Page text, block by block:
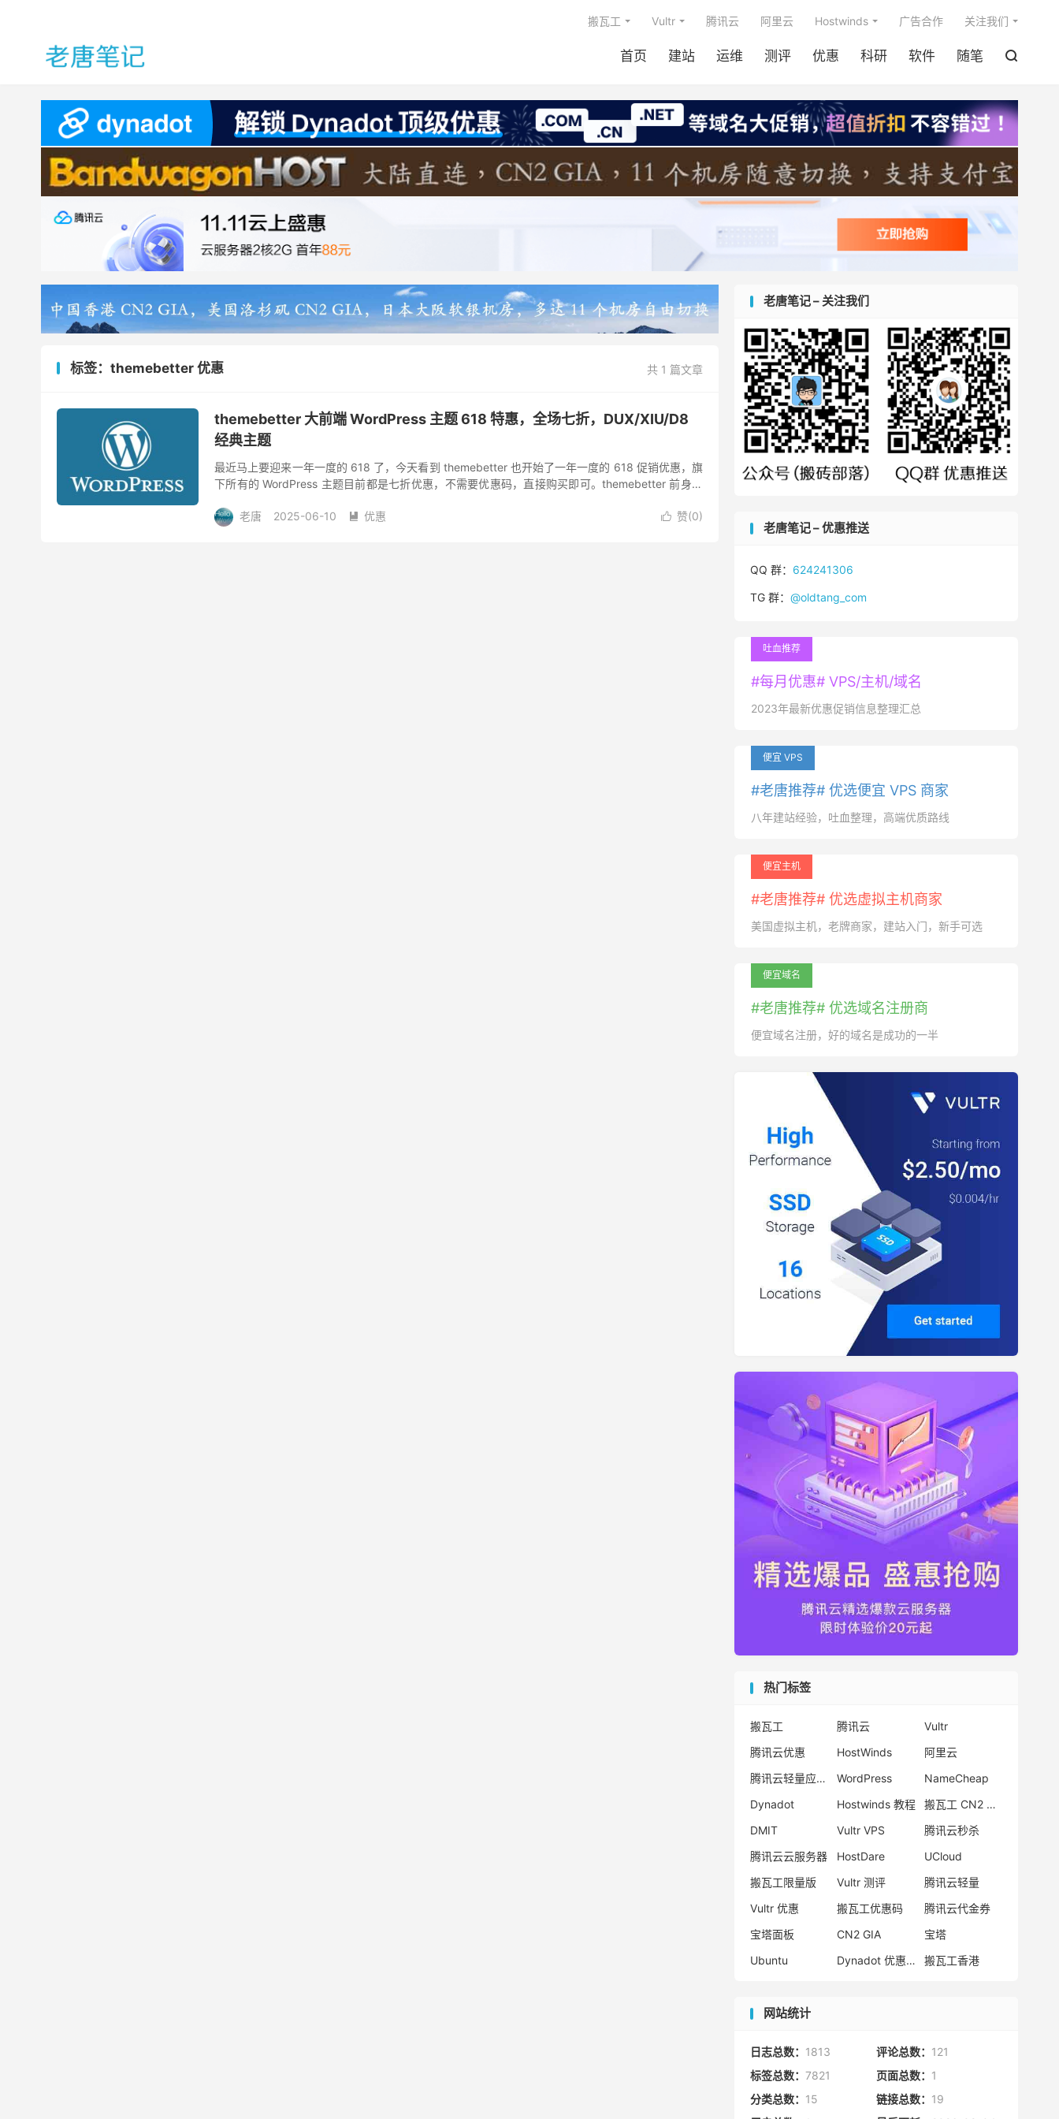
首页 建站 运维 测评 优惠 科研 软件 随笔 
搬瓦工 Vultr 腾讯云 阿里云 Hostwinds 广告合作 关注我们
共 1 篇文章
标签：themebetter 优惠
themebetter 大前端 WordPress 主题 618 特惠，全场七折，DUX/XIU/D8
经典主题
最近马上要迎来一年一度的 618 了，今天看到 themebetter 也开始了一年一度的 618 促销优惠，旗
下所有的 WordPress 主题目前都是七折优惠，不需要优惠码，直接购买即可。themebetter 前身是
 赞(0)
老唐 2025-06-10  优惠
老唐笔记 – 关注我们
老唐笔记 – 优惠推送
QQ 群： 624241306
TG 群： @oldtang_com
吐血推荐
#每月优惠# VPS/主机/域名
2023年最新优惠促销信息整理汇总
便宜 VPS
#老唐推荐# 优选便宜 VPS 商家
八年建站经验，吐血整理，高端优质路线
便宜主机
#老唐推荐# 优选虚拟主机商家
美国虚拟主机，老牌商家，建站入门，新手可选
便宜域名
#老唐推荐# 优选域名注册商
便宜域名注册，好的域名是成功的一半
热门标签
搬瓦工 腾讯云
Vultr
腾讯云优惠
HostWinds
阿里云
腾讯云轻量应用服务器
WordPress
NameCheap
Dynadot
Hostwinds 教程
搬瓦工 CN2 GIA
DMIT
Vultr VPS
腾讯云秒杀
腾讯云云服务器
HostDare
UCloud
搬瓦工限量版
Vultr 测评
腾讯云轻量
Vultr 优惠
搬瓦工优惠码
腾讯云代金券
宝塔面板
CN2 GIA
宝塔
Ubuntu
Dynadot 优惠码 搬瓦工香港
网站统计
日志总数： 1813 评论总数： 121
标签总数： 7821 页面总数： 1
分类总数： 15 链接总数： 19